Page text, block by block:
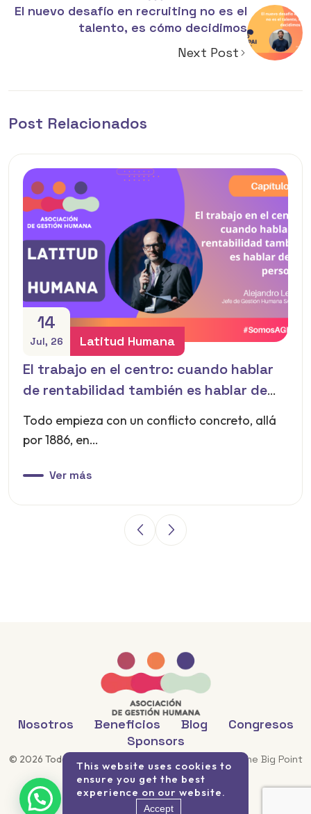
El nuevo desafío en recruiting no es el
talento, es cómo decidimos
Next Post
Post Relacionados
Latitud Humana
trabajo en el centro: cuando hablar
rentabilidad también es hablar de
empieza con un conflicto concreto, allá
1886, en…
Ver más
This website uses cookies to
ensure you get the best
experience on our website.
Accept
Nosotros Beneficios Blog
Congresos
Sponsors
© 2026 Todos los derechos reservados. Desarrollo The Big Point